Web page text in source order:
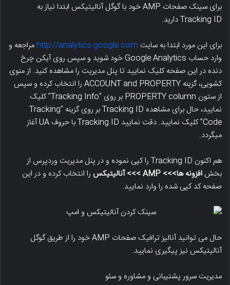
برای سینک صفحات AMP خود با گوگل آنالیتیکس ابتدا نیاز به
Tracking ID دارید.
برای این مورد ابتدا به سایت http://analytics.google.comمراجعه و
وارد حساب Google Analytics خود شوید و سپس روی آیکن چرخ
دنده در این صفحه کلیک نمایید تا پنل مدیریت را مشاهده کنید. از منوی
کشویی، گزینه ACCOUNT and PROPERTY را انتخاب کرده و سپس
از ستون PROPERTY column بر روی “Tracking Info” کلیک
نمایید، حال برای مشاهده Tracking ID بر روی گزینه “Tracking
Code” کلیک نمایید. دقت نمایید Tracking ID با حروف UA آغاز
میگردد.
هم اکنون Tracking ID را کپی نموده و در پنل مدیریت وردپرس از
بخش افزونه ها>>> AMP >>> آنالیتیکس
را انتخاب کرده و در این
صفحه کد کپی شده را وارد نمایید.
حال می توانید آنالیز ترافیک صفحات AMP خود را از طریق گوگل
آنالیتیکس نیز پیگیری نمایید.
مدیریت سرور پشتیبانی و مشاوره و سئو